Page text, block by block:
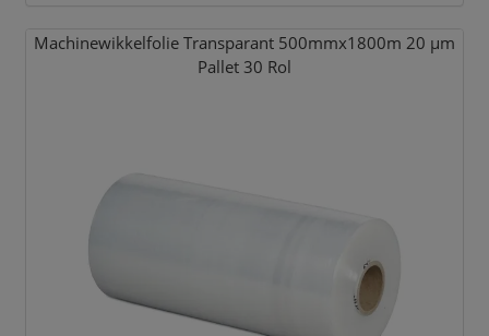
Machinewikkelfolie Transparant 500mmx1800m 20 µm
Pallet 30 Rol